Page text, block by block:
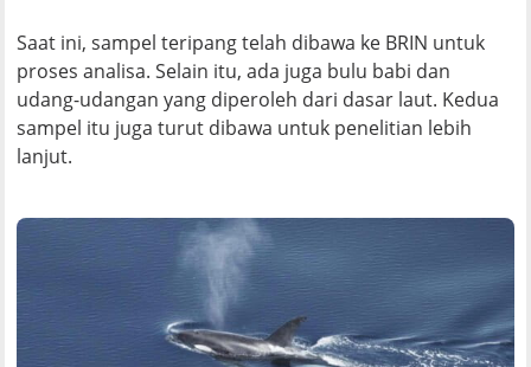
Saat ini, sampel teripang telah dibawa ke BRIN untuk
proses analisa. Selain itu, ada juga bulu babi dan
udang-udangan yang diperoleh dari dasar laut. Kedua
sampel itu juga turut dibawa untuk penelitian lebih
lanjut.